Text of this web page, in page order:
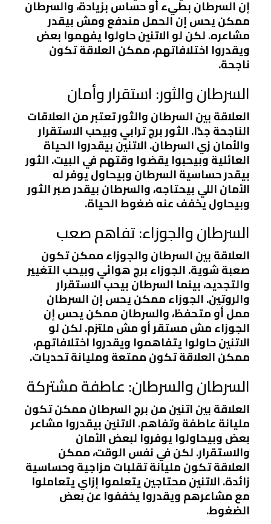
إن السرطان بطيء أو حساس بزيادة، والسرطان
ممكن يحس إن الحمل مندفع ومش بيقدر
مشاعره. لكن لو الاتنين حاولوا يفهموا بعض
ويقدروا اختلافاتهم، ممكن العلاقة تكون
ناجحة.
السرطان والثور: استقرار وأمان
العلاقة بين السرطان والثور تعتبر من العلاقات
الناجحة جدًا. الثور برج ترابي وبيحب الاستقرار
والأمان زي السرطان. الاتنين بيقدروا الحياة
العائلية وبيحبوا يقضوا وقتهم في البيت. الثور
بيقدر حساسية السرطان وبيحاول يوفر له
الأمان اللي بيحتاجه، والسرطان بيقدر صبر الثور
وبيحاول يخفف عنه ضغوط الحياة.
السرطان والجوزاء: تفاهم صعب
العلاقة بين السرطان والجوزاء ممكن تكون
صعبة شوية. الجوزاء برج هوائي وبيحب التغيير
والتجديد، بينما السرطان بيحب الاستقرار
والروتين. الجوزاء ممكن يحس إن السرطان
ممل أو متحفظ، والسرطان ممكن يحس إن
الجوزاء مش مستقر أو مش ملتزم. لكن لو
الاتنين حاولوا يتفاهموا ويقدروا اختلافاتهم،
ممكن العلاقة تكون ممتعة ومليانة تحديات.
السرطان والسرطان: عاطفة مشتركة
العلاقة بين اتنين من برج السرطان ممكن تكون
مليانة عاطفة وتفاهم. الاتنين بيقدروا مشاعر
بعض وبيحاولوا يوفروا لبعض الأمان
والاستقرار. لكن في نفس الوقت، ممكن
العلاقة تكون مليانة تقلبات مزاجية وحساسية
زائدة. الاتنين محتاجين يتعلموا إزاي يتعاملوا
مع مشاعرهم ويقدروا يخففوا عن بعض
الضغوط.